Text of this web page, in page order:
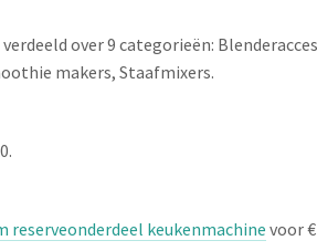
over 9 categorieën:
makers, Staafmixers.
reserveonderdeel keukenmachine voor